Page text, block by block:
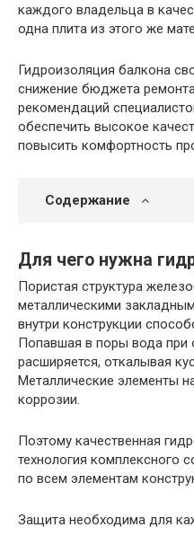
каждого владельца в
одна плита из этого же
Гидроизоляция балкона
снижение бюджета
рекомендаций
обеспечить высокое
повысить комфортность
Содержание
Для чего нужна
Пористая структура
металлическими
внутри конструкции
Попавшая в поры вода при
расширяется, откалывая
Металлические элементы
коррозии.
Поэтому качественная
технология комплексного
по всем элементам
Защита необходима для